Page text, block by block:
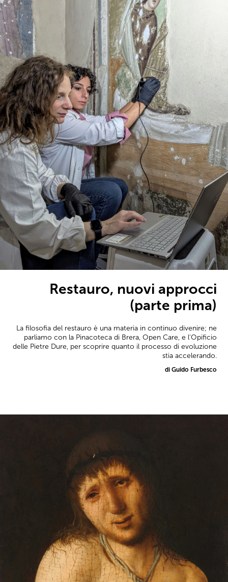
Restauro, nuovi approcci
(parte prima)
La filosofia del restauro è una materia in continuo divenire; ne
parliamo con la Pinacoteca di Brera, Open Care, e l'Opificio
delle Pietre Dure, per scoprire quanto il processo di evoluzione
stia accelerando.
di Guido Furbesco